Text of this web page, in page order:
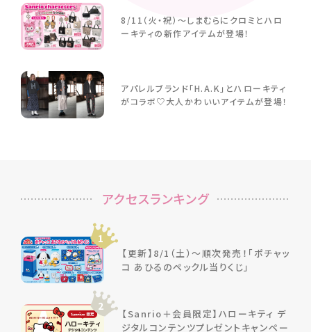
8/11（火・祝）～しまむらにクロミとハロ
ーキティの新作アイテムが登場！
アパレルブランド「H.A.K」とハローキティ
がコラボ♡大人かわいいアイテムが登場！
アクセスランキング
1
【更新】8/1（土）～順次発売！「ポチャッ
コ あひるのペックル当りくじ」
2
【Sanrio＋会員限定】ハローキティ デ
ジタルコンテンツプレゼントキャンペー